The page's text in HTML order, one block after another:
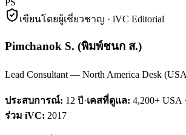
เขียนโดยผู้เชี่ยวชาญ · iVC Editorial
Pimchanok S. (พิมพ์ชนก ส.)
Lead Consultant — North America Desk
ประสบการณ์: 12 ปี·เคสที่ดูแล: 4,200+ USA
ร่วม iVC: 2017